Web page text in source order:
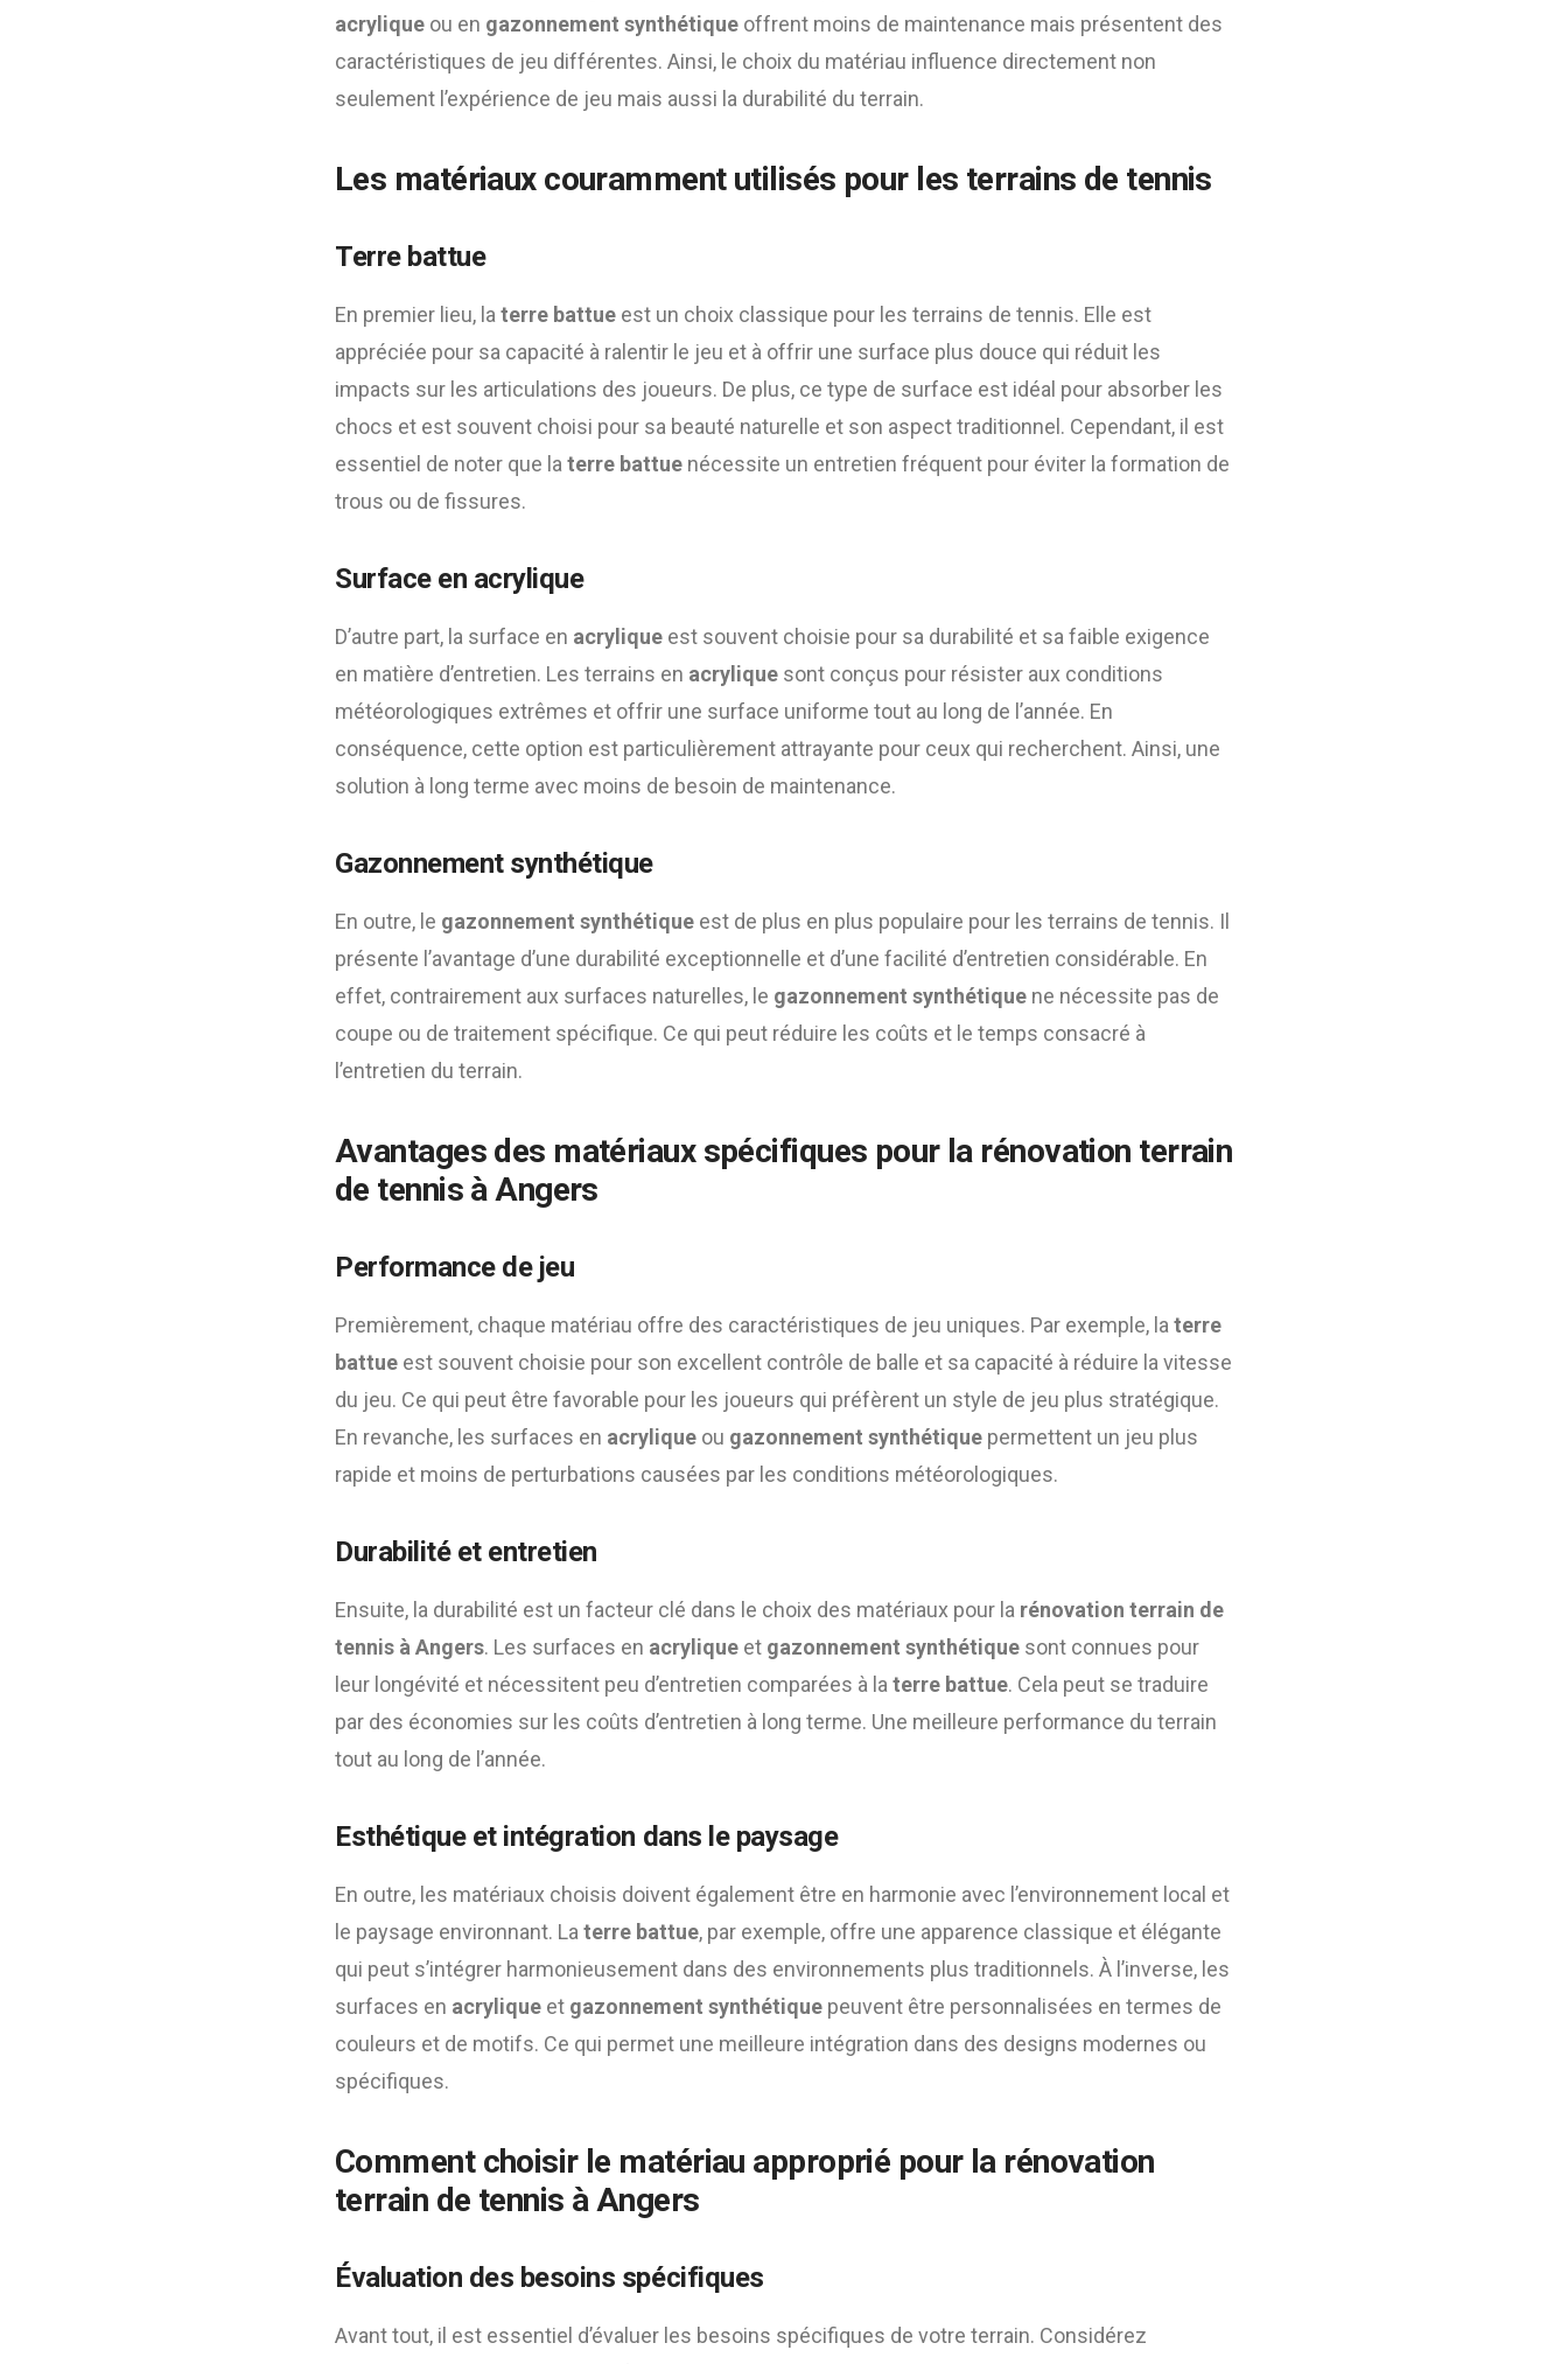
acrylique ou en gazonnement synthétique offrent moins de maintenance mais présentent des
caractéristiques de jeu différentes. Ainsi, le choix du matériau influence directement non
seulement l’expérience de jeu mais aussi la durabilité du terrain.
Les matériaux couramment utilisés pour les terrains de tennis
Terre battue
En premier lieu, la terre battue est un choix classique pour les terrains de tennis. Elle est
appréciée pour sa capacité à ralentir le jeu et à offrir une surface plus douce qui réduit les
impacts sur les articulations des joueurs. De plus, ce type de surface est idéal pour absorber les
chocs et est souvent choisi pour sa beauté naturelle et son aspect traditionnel. Cependant, il est
essentiel de noter que la terre battue nécessite un entretien fréquent pour éviter la formation de
trous ou de fissures.
Surface en acrylique
D’autre part, la surface en acrylique est souvent choisie pour sa durabilité et sa faible exigence
en matière d’entretien. Les terrains en acrylique sont conçus pour résister aux conditions
météorologiques extrêmes et offrir une surface uniforme tout au long de l’année. En
conséquence, cette option est particulièrement attrayante pour ceux qui recherchent. Ainsi, une
solution à long terme avec moins de besoin de maintenance.
Gazonnement synthétique
En outre, le gazonnement synthétique est de plus en plus populaire pour les terrains de tennis. Il
présente l’avantage d’une durabilité exceptionnelle et d’une facilité d’entretien considérable. En
effet, contrairement aux surfaces naturelles, le gazonnement synthétique ne nécessite pas de
coupe ou de traitement spécifique. Ce qui peut réduire les coûts et le temps consacré à
l’entretien du terrain.
Avantages des matériaux spécifiques pour la rénovation terrain
de tennis à Angers
Performance de jeu
Premièrement, chaque matériau offre des caractéristiques de jeu uniques. Par exemple, la terre
battue est souvent choisie pour son excellent contrôle de balle et sa capacité à réduire la vitesse
du jeu. Ce qui peut être favorable pour les joueurs qui préfèrent un style de jeu plus stratégique.
En revanche, les surfaces en acrylique ou gazonnement synthétique permettent un jeu plus
rapide et moins de perturbations causées par les conditions météorologiques.
Durabilité et entretien
Ensuite, la durabilité est un facteur clé dans le choix des matériaux pour la rénovation terrain de
tennis à Angers. Les surfaces en acrylique et gazonnement synthétique sont connues pour
leur longévité et nécessitent peu d’entretien comparées à la terre battue. Cela peut se traduire
par des économies sur les coûts d’entretien à long terme. Une meilleure performance du terrain
tout au long de l’année.
Esthétique et intégration dans le paysage
En outre, les matériaux choisis doivent également être en harmonie avec l’environnement local et
le paysage environnant. La terre battue, par exemple, offre une apparence classique et élégante
qui peut s’intégrer harmonieusement dans des environnements plus traditionnels. À l’inverse, les
surfaces en acrylique et gazonnement synthétique peuvent être personnalisées en termes de
couleurs et de motifs. Ce qui permet une meilleure intégration dans des designs modernes ou
spécifiques.
Comment choisir le matériau approprié pour la rénovation
terrain de tennis à Angers
Évaluation des besoins spécifiques
Avant tout, il est essentiel d’évaluer les besoins spécifiques de votre terrain. Considérez